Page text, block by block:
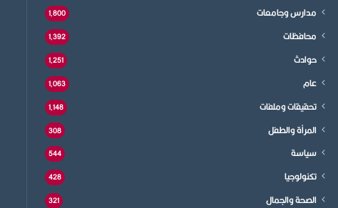
مدارس وجامعات 1٬800
محافظات 1٬392
حوادث 1٬251
عام 1٬063
تحقيقات وملفات 1٬148
المرأة والطفل 308
سياسة 544
تكنولوجيا 428
الصحة والجمال 321